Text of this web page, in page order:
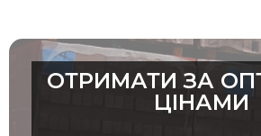
ОТРИМАТИ ЗА
ЦІНАМИ